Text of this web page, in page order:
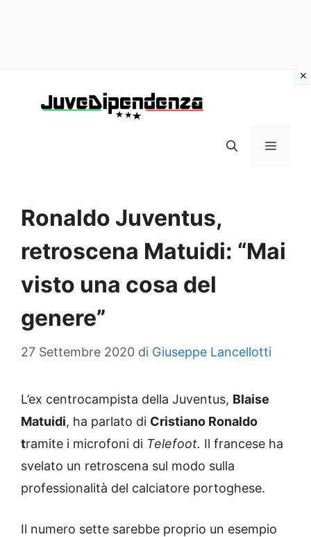
MENU
Ronaldo Juventus,
retroscena Matuidi: “Mai
visto una cosa del
genere”
27 Settembre 2020 di Giuseppe Lancellotti
L’ex centrocampista della Juventus, Blaise
Matuidi, ha parlato di Cristiano Ronaldo
tramite i microfoni di Telefoot. Il francese ha
svelato un retroscena sul modo sulla
professionalità del calciatore portoghese.
Il numero sette sarebbe proprio un esempio